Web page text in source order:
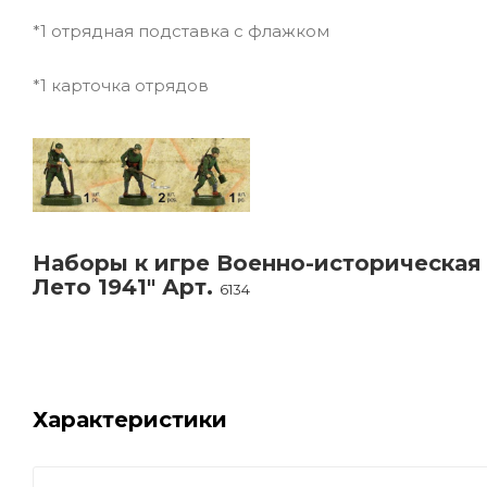
*1 отрядная подставка с флажком
*1 карточка отрядов
Наборы к игре Военно-
Лето 1941" Арт. 6134
Характеристики